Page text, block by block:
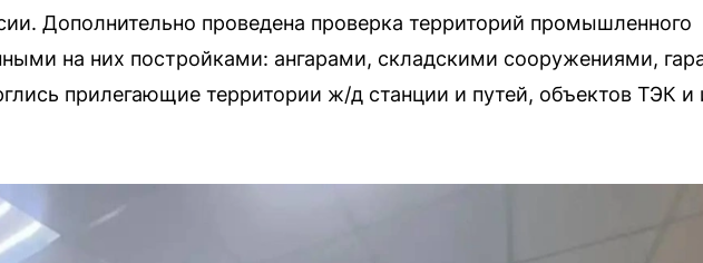
Дополнительно проведена проверка территорий промышленного
на них постройками: ангарами, складскими сооружениями,
прилегающие территории ж/д станции и путей, объектов ТЭК и